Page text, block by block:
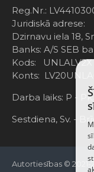
Reg.Nr.:
Juridiskā adrese:
Dzirnavu iela 18,
Banks: A/S SEB
Kods: UNLALV2X
Konts:
Darba laiks: P -
Sestdiena, Sv. -
Autortiesības © 2021-